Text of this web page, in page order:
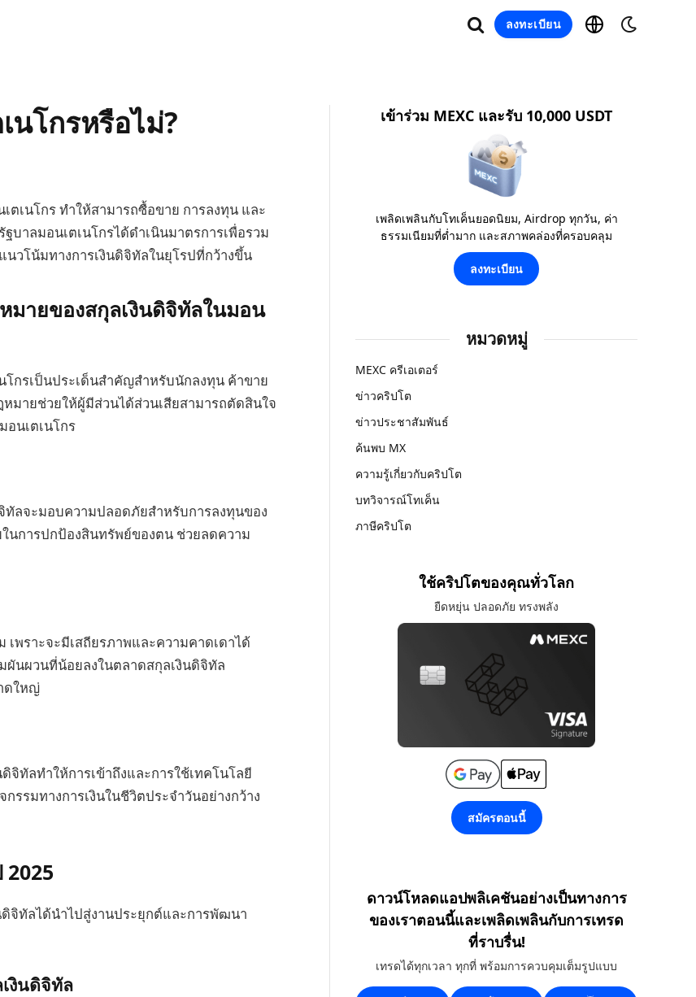
ลงทะเบียน
นโกรหรือไม่?
ตเนโกร ทำให้สามารถซื้อขาย การลงทุน และ
บาลมอนเตเนโกรได้ดำเนินมาตรการเพื่อรวม
วโน้มทางการเงินดิจิทัลในยุโรปที่กว้างขึ้น
ายของสกุลเงินดิจิทัลในมอน
กรเป็นประเด็นสำคัญสำหรับนักลงทุน ค้าขาย
มายช่วยให้ผู้มีส่วนได้ส่วนเสียสามารถตัดสินใจ
นเตเนโกร
ลจะมอบความปลอดภัยสำหรับการลงทุนของ
นการปกป้องสินทรัพย์ของตน ช่วยลดความ
พราะจะมีเสถียรภาพและความคาดเดาได้
นผวนที่น้อยลงในตลาดสกุลเงินดิจิทัล
ดใหญ่
ทัลทำให้การเข้าถึงและการใช้เทคโนโลยี
รรมทางการเงินในชีวิตประจำวันอย่างกว้าง
2025
จิทัลได้นำไปสู่งานประยุกต์และการพัฒนา
งินดิจิทัล
เข้าร่วม MEXC และรับ 10,000 USDT
เพลิดเพลินกับโทเค็นยอดนิยม, Airdrop ทุกวัน, ค่า
ธรรมเนียมที่ต่ำมาก และสภาพคล่องที่ครอบคลุม
ลงทะเบียน
หมวดหมู่
MEXC ครีเอเตอร์
ข่าวคริปโต
ข่าวประชาสัมพันธ์
ค้นพบ MX
ความรู้เกี่ยวกับคริปโต
บทวิจารณ์โทเค็น
ภาษีคริปโต
ใช้คริปโตของคุณทั่วโลก
ยืดหยุ่น ปลอดภัย ทรงพลัง
สมัครตอนนี้
ดาวน์โหลดแอปพลิเคชันอย่างเป็นทางการ
ของเราตอนนี้และเพลิดเพลินกับการเทรด
ที่ราบรื่น!
เทรดได้ทุกเวลา ทุกที่ พร้อมการควบคุมเต็มรูปแบบ